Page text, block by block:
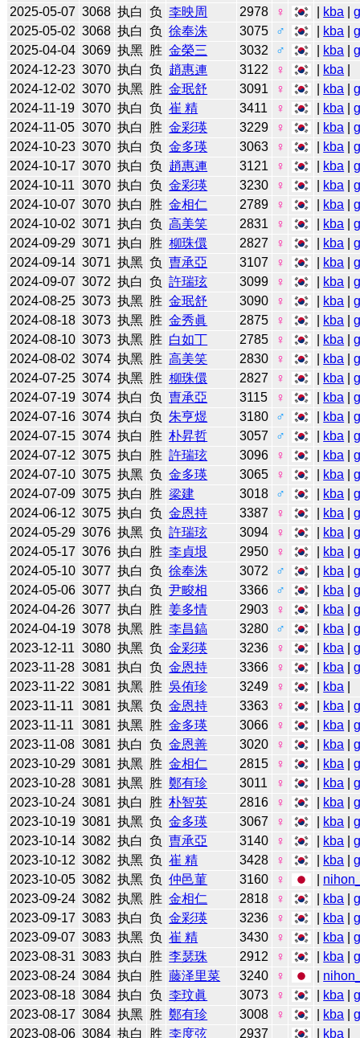
2025-05-07 3068 执白 负 李映周 2978 ♀ kba |
2025-05-02 3068 执白 负 徐奉洙 3075 ♂ kba |
2025-04-04 3069 执黑 胜 金榮三 3032 ♂ kba |
2024-12-23 3070 执白 负 趙惠連 3122 ♀ kba
2024-12-02 3070 执黑 胜 金珉舒 3091 ♀ kba |
2024-11-19 3070 执白 负 崔 精 3411 ♀ kba |
2024-11-05 3070 执白 胜 金彩瑛 3229 ♀ kba |
2024-10-23 3070 执白 负 金多瑛 3063 ♀ kba |
2024-10-17 3070 执白 负 趙惠連 3121 ♀ kba |
2024-10-11 3070 执白 负 金彩瑛 3230 ♀ kba |
2024-10-07 3070 执白 胜 金相仁 2789 ♀ kba |
2024-10-02 3071 执白 负 高美笑 2831 ♀ kba |
2024-09-29 3071 执白 胜 柳珠儇 2827 ♀ kba |
2024-09-14 3071 执黑 负 曺承亞 3107 ♀ kba |
2024-09-07 3072 执白 负 許瑞玹 3099 ♀ kba |
2024-08-25 3073 执黑 胜 金珉舒 3090 ♀ kba |
2024-08-18 3073 执黑 胜 金秀眞 2875 ♀ kba |
2024-08-10 3073 执黑 胜 白如丁 2785 ♀ kba |
2024-08-02 3074 执黑 胜 高美笑 2830 ♀ kba |
2024-07-25 3074 执黑 胜 柳珠儇 2827 ♀ kba |
2024-07-19 3074 执白 负 曺承亞 3115 ♀ kba |
2024-07-16 3074 执白 负 朱亨煜 3180 ♂ kba |
2024-07-15 3074 执白 胜 朴昇哲 3057 ♂ kba |
2024-07-12 3075 执白 胜 許瑞玹 3096 ♀ kba |
2024-07-10 3075 执黑 负 金多瑛 3065 ♀ kba |
2024-07-09 3075 执白 胜 梁建 3018 ♂ kba |
2024-06-12 3075 执白 负 金恩持 3387 ♀ kba |
2024-05-29 3076 执黑 负 許瑞玹 3094 ♀ kba |
2024-05-17 3076 执白 胜 李貞垠 2950 ♀ kba |
2024-05-10 3077 执白 负 徐奉洙 3072 ♂ kba |
2024-05-06 3077 执白 负 尹畯相 3366 ♂ kba |
2024-04-26 3077 执白 胜 姜多情 2903 ♀ kba |
2024-04-19 3078 执黑 胜 李昌鎬 3280 ♂ kba |
2023-12-11 3080 执黑 负 金彩瑛 3236 ♀ kba |
2023-11-28 3081 执白 负 金恩持 3366 ♀ kba |
2023-11-22 3081 执黑 胜 吳侑珍 3249 ♀ kba
2023-11-11
3081 执黑 负 金恩持 3363 ♀ kba |
2023-11-11
3081 执黑 胜 金多瑛 3066 ♀ kba |
2023-11-08 3081 执白 负 金恩善 3020 ♀ kba |
2023-10-29 3081 执黑 胜 金相仁 2815 ♀ kba |
2023-10-28 3081 执黑 胜 鄭有珍 3011 ♀ kba |
2023-10-24 3081 执白 胜 朴智英 2816 ♀ kba |
2023-10-19 3081 执黑 负 金多瑛 3067 ♀ kba |
2023-10-14 3082 执白 负 曺承亞 3140 ♀ kba |
2023-10-12 3082 执黑 负 崔 精 3428 ♀ kba |
2023-10-05 3082 执黑 负 仲邑菫 3160 ♀
2023-09-24 3082 执黑 胜 金相仁 2818 ♀ kba |
2023-09-17 3083 执白 负 金彩瑛 3236 ♀ kba |
2023-09-07 3083 执黑 负 崔 精 3430 ♀ kba |
2023-08-31 3083 执白 胜 李瑟珠 2912 ♀ kba |
2023-08-24 3084 执白 胜 藤泽里菜 3240 ♀
2023-08-18 3084 执白 负 李玟眞 3073 ♀ kba |
2023-08-17 3084 执黑 胜 鄭有珍 3008 ♀ kba |
2023-08-06 3084 执白 胜 李度弦 2937 kba